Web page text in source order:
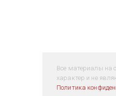
Все материалы на
характер и не
Политика